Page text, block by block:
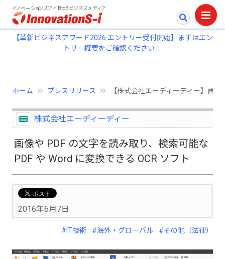
イノベーションズアイ BtoBビジネスメディア
【革新ビジネスアワード2026 エントリー受付開始】まずはエン
トリー概要をご確認ください！
ホーム プレスリリース 【株式会社エーディーディー】画
株式会社エーディーディー
画像や PDF の文字を読み取り、検索可能な
PDF や Word に変換できる OCR ソフト
2016年6月7日
#IT技術 #海外・グローバル #その他（法律）